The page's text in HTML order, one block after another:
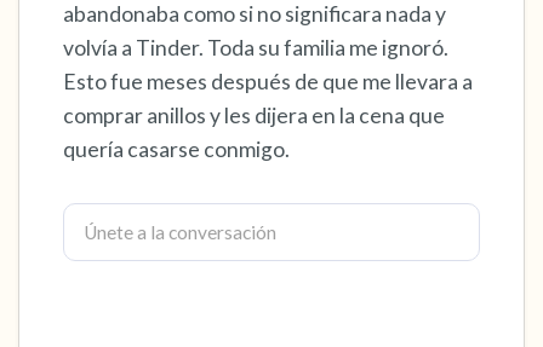
abandonaba como si no significara nada y
volvía a Tinder. Toda su familia me ignoró.
Esto fue meses después de que me llevara a
comprar anillos y les dijera en la cena que
quería casarse conmigo.
(cuenta hasta 3). Ahora abre los ojos y mira a
tu alrededor. Nombra lo siguiente en voz
alta:
5 – cosas que puedes ver (puedes mirar
4 – cosas que puedes sentir (¿qué hay frente